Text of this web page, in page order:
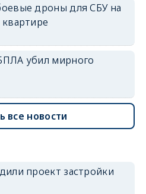
дроны для СБУ на
убил мирного
все новости
проект застройки